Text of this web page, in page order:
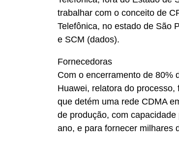
trabalhar com o conceito de
Telefônica, no estado de São
e SCM (dados).
Fornecedoras
Com o encerramento de 80%
Huawei, relatora do
que detém uma rede CDMA
de produção, com
ano, e para fornecer milhares